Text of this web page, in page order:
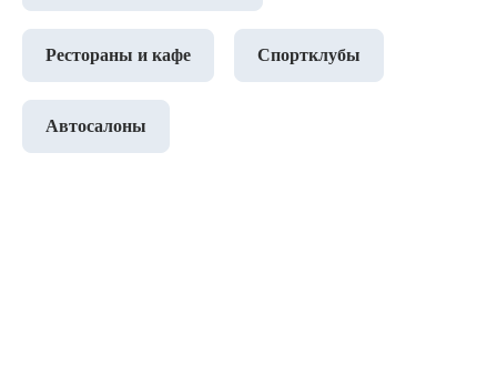
Рестораны и кафе Спортклубы
Автосалоны